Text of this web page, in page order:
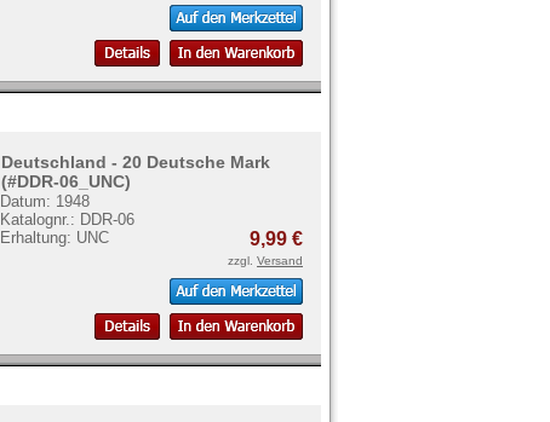
Deutschland - 20 Deutsche Mark
(#DDR-06_UNC)
Datum: 1948
Katalognr.: DDR-06
Erhaltung: UNC
9,99 €
zzgl. Versand